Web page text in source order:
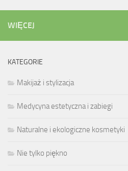
WIĘCEJ
KATEGORIE
Makijaż i stylizacja
Medycyna estetyczna i zabiegi
Naturalne i ekologiczne kosmetyki
Nie tylko piękno